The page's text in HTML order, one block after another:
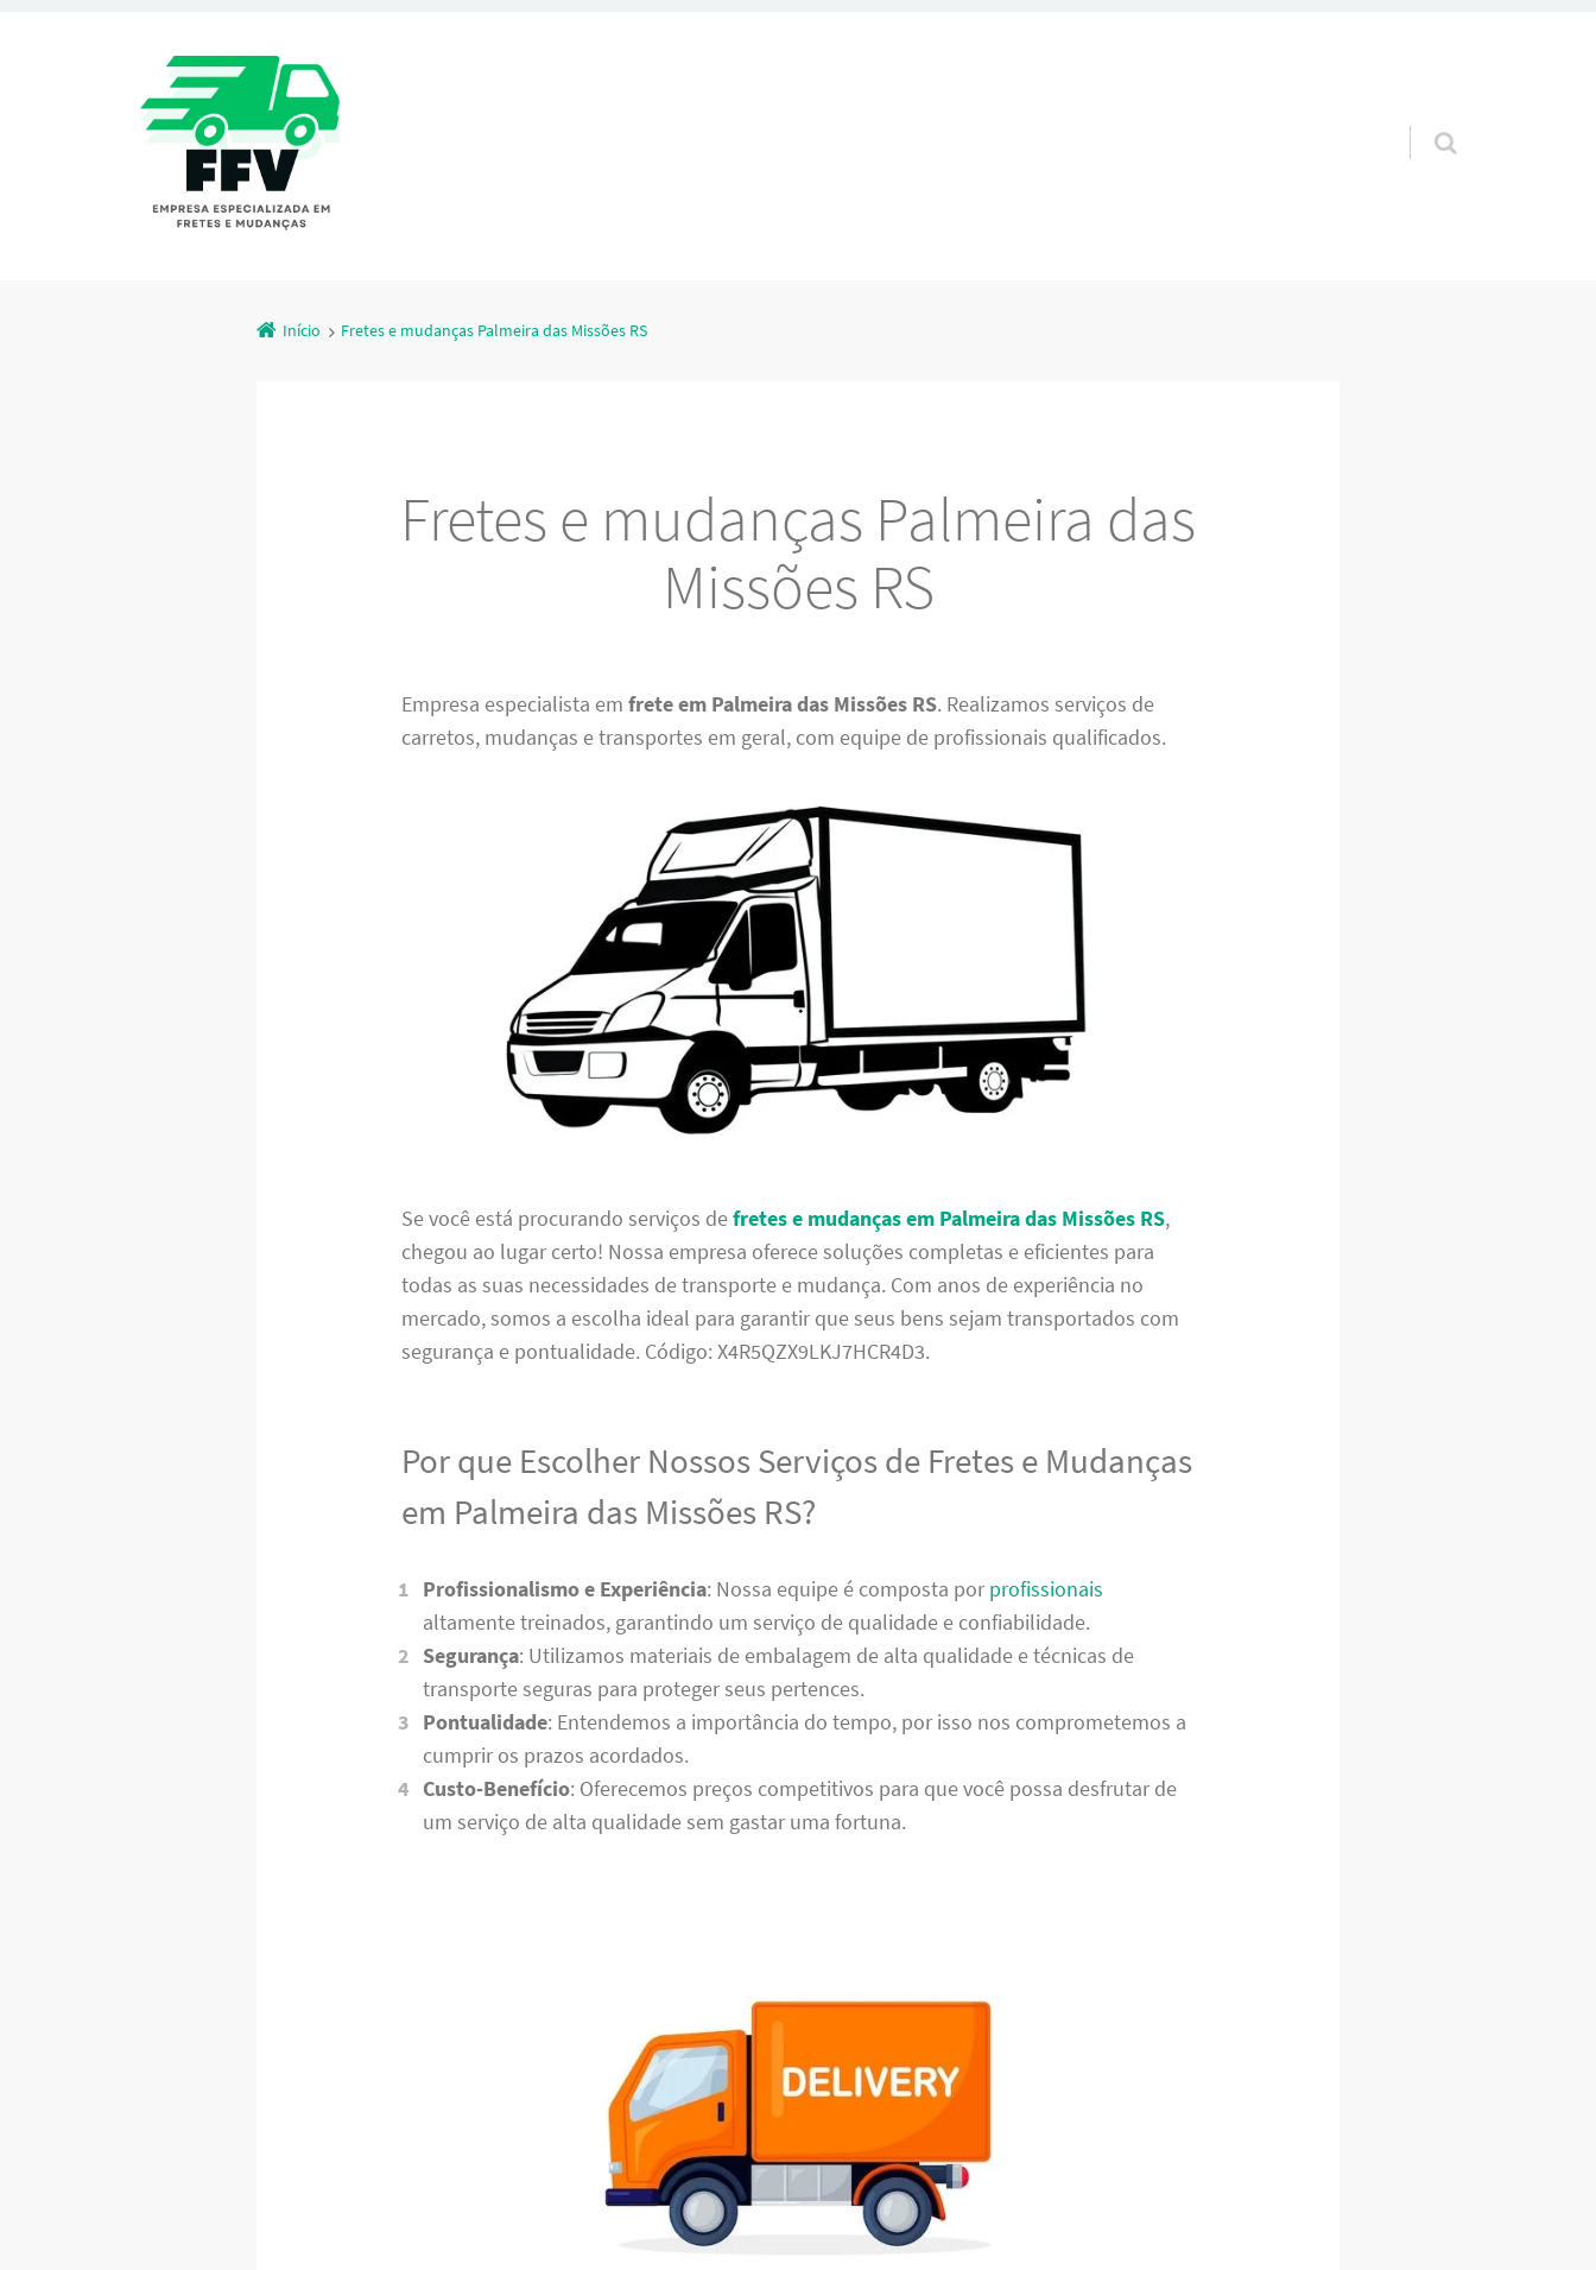
Pular para o conteúdo
Início Fretes e mudanças Palmeira das Missões RS
Fretes e mudanças Palmeira das
Missões RS
Empresa especialista emfrete em Palmeira das Missões RS. Realizamos serviços de
carretos, mudanças e transportes em geral, com equipe de profissionais qualificados.
Se você está procurando serviços defretes e mudanças em Palmeira das Missões RS,
chegou ao lugar certo! Nossa empresa oferece soluções completas e eficientes para
todas as suas necessidades de transporte e mudança. Com anos de experiência no
mercado, somos a escolha ideal para garantir que seus bens sejam transportados com
segurança e pontualidade. Código: X4R5QZX9LKJ7HCR4D3.
Por que Escolher Nossos Serviços de Fretes e Mudanças
em Palmeira das Missões RS?
Profissionalismo e Experiência: Nossa equipe é composta por profissionais
altamente treinados, garantindo um serviço de qualidade e confiabilidade.
Segurança: Utilizamos materiais de embalagem de alta qualidade e técnicas de
transporte seguras para proteger seus pertences.
Pontualidade: Entendemos a importância do tempo, por isso nos comprometemos a
cumprir os prazos acordados.
Custo-Benefício: Oferecemos preços competitivos para que você possa desfrutar de
um serviço de alta qualidade sem gastar uma fortuna.